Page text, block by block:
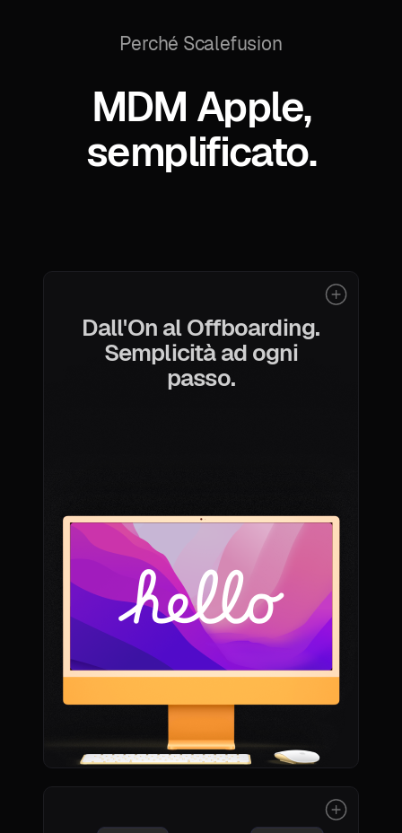
Perché Scalefusion
MDM Apple,
semplificato.
Dall'On al Offboarding.
Semplicità ad ogni
passo.